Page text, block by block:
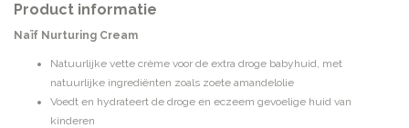
Product informatie
Naïf Nurturing Cream
Natuurlijke vette crème voor de extra droge babyhuid, met
natuurlijke ingrediënten zoals zoete amandelolie
Voedt en hydrateert de droge en eczeem gevoelige huid van
kinderen